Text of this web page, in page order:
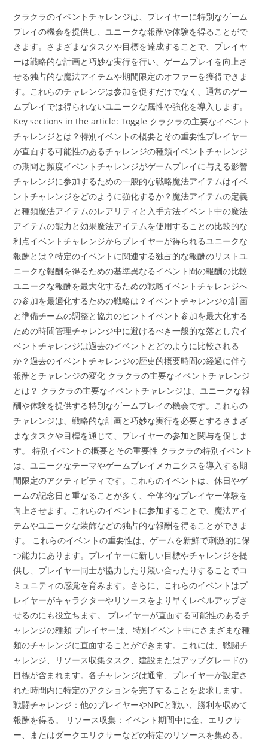
クラクラのイベントチャレンジは、プレイヤーに特別なゲーム
プレイの機会を提供し、ユニークな報酬や体験を得ることがで
きます。さまざまなタスクや目標を達成することで、プレイヤ
ーは戦略的な計画と巧妙な実行を行い、ゲームプレイを向上さ
せる独占的な魔法アイテムや期間限定のオファーを獲得できま
す。これらのチャレンジは参加を促すだけでなく、通常のゲー
ムプレイでは得られないユニークな属性や強化を導入します。
Key sections in the article: Toggle クラクラの主要なイベント
チャレンジとは？特別イベントの概要とその重要性プレイヤー
が直面する可能性のあるチャレンジの種類イベントチャレンジ
の期間と頻度イベントチャレンジがゲームプレイに与える影響
チャレンジに参加するための一般的な戦略魔法アイテムはイベ
ントチャレンジをどのように強化するか？魔法アイテムの定義
と種類魔法アイテムのレアリティと入手方法イベント中の魔法
アイテムの能力と効果魔法アイテムを使用することの比較的な
利点イベントチャレンジからプレイヤーが得られるユニークな
報酬とは？特定のイベントに関連する独占的な報酬のリストユ
ニークな報酬を得るための基準異なるイベント間の報酬の比較
ユニークな報酬を最大化するための戦略イベントチャレンジへ
の参加を最適化するための戦略は？イベントチャレンジの計画
と準備チームの調整と協力のヒントイベント参加を最大化する
ための時間管理チャレンジ中に避けるべき一般的な落とし穴イ
ベントチャレンジは過去のイベントとどのように比較される
か？過去のイベントチャレンジの歴史的概要時間の経過に伴う
報酬とチャレンジの変化 クラクラの主要なイベントチャレンジ
とは？ クラクラの主要なイベントチャレンジは、ユニークな報
酬や体験を提供する特別なゲームプレイの機会です。これらの
チャレンジは、戦略的な計画と巧妙な実行を必要とするさまざ
まなタスクや目標を通じて、プレイヤーの参加と関与を促しま
す。 特別イベントの概要とその重要性 クラクラの特別イベント
は、ユニークなテーマやゲームプレイメカニクスを導入する期
間限定のアクティビティです。これらのイベントは、休日やゲ
ームの記念日と重なることが多く、全体的なプレイヤー体験を
向上させます。これらのイベントに参加することで、魔法アイ
テムやユニークな装飾などの独占的な報酬を得ることができま
す。 これらのイベントの重要性は、ゲームを新鮮で刺激的に保
つ能力にあります。プレイヤーに新しい目標やチャレンジを提
供し、プレイヤー同士が協力したり競い合ったりすることでコ
ミュニティの感覚を育みます。さらに、これらのイベントはプ
レイヤーがキャラクターやリソースをより早くレベルアップさ
せるのにも役立ちます。 プレイヤーが直面する可能性のあるチ
ャレンジの種類 プレイヤーは、特別イベント中にさまざまな種
類のチャレンジに直面することができます。これには、戦闘チ
ャレンジ、リソース収集タスク、建設またはアップグレードの
目標が含まれます。各チャレンジは通常、プレイヤーが設定さ
れた時間内に特定のアクションを完了することを要求します。
戦闘チャレンジ：他のプレイヤーやNPCと戦い、勝利を収めて
報酬を得る。 リソース収集：イベント期間中に金、エリクサ
ー、またはダークエリクサーなどの特定のリソースを集める。